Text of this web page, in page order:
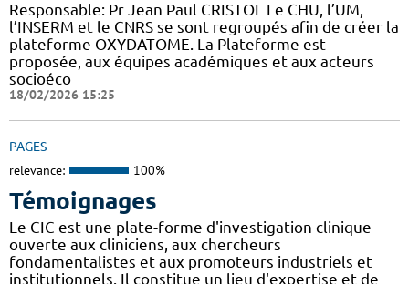
Responsable: Pr Jean Paul CRISTOL Le CHU, l’UM,
l’INSERM et le CNRS se sont regroupés afin de créer la
plateforme OXYDATOME. La Plateforme est
proposée, aux équipes académiques et aux acteurs
socioéco
18/02/2026 15:25
PAGES
relevance: 100%
Témoignages
Le CIC est une plate-forme d'investigation clinique
ouverte aux cliniciens, aux chercheurs
fondamentalistes et aux promoteurs industriels et
institutionnels. Il constitue un lieu d'expertise et de